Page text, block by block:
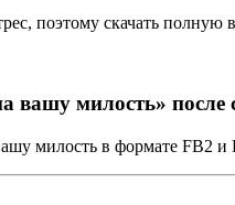
поэтому скачать
вашу милость» после
милость в формате FB2